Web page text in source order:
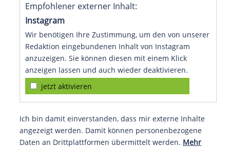
Empfohlener externer Inhalt:
Instagram
Wir benötigen Ihre Zustimmung, um den von unserer
Redaktion eingebundenen Inhalt von Instagram
anzuzeigen. Sie können diesen mit einem Klick
anzeigen lassen und auch wieder deaktivieren.
jetzt aktivieren
Ich bin damit einverstanden, dass mir externe Inhalte
angezeigt werden. Damit können personenbezogene
Daten an Drittplattformen übermittelt werden. Mehr